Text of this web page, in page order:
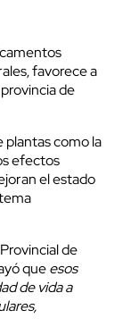
favorece a
de
plantas como la
efectos
el estado
de
queesos
de vida a